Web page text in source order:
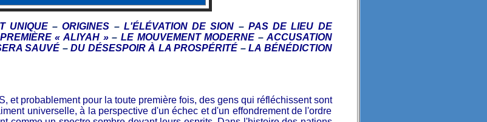
UNIQUE –ORIGINES – L'ÉLÉVATION DE SION – PAS DE LIEU DE
ÈRE« ALIYAH »– LE MOUVEMENT MODERNE – ACCUSATION
SAUVÉ – DU DÉSESPOIR À LA PROSPÉRITÉ – LA BÉNÉDICTION
et probablement pour la toute première fois, des gens qui réfléchissent sont
universelle, à la perspective d'un échec et d'un effondrement de l'ordre